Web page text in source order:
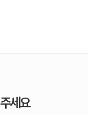
세요